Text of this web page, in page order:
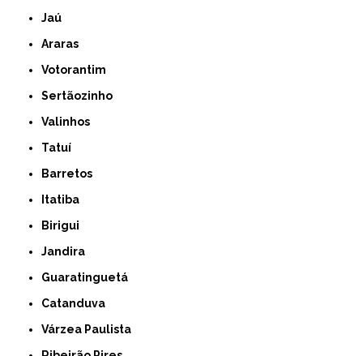
Jaú
Araras
Votorantim
Sertãozinho
Valinhos
Tatuí
Barretos
Itatiba
Birigui
Jandira
Guaratinguetá
Catanduva
Várzea Paulista